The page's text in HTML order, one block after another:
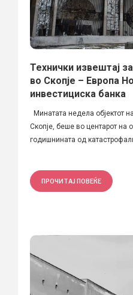
Технички извештај
во Скопје – Европа
инвестициска банка
Минатата недела објектот
Скопје, беше во центарот на
годишнината од
ПРОЧИТАЈ ПОВЕЌЕ